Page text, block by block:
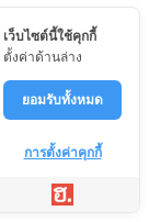
น์
หิน
เว็บไซต์นี้ใช้คุกกี้
ตั้งค่าด้านล่าง
ยอมรับทั้งหมด
การตั้งค่าคุกกี้